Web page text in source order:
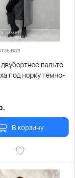
пальто
под норку темно-
В корзину